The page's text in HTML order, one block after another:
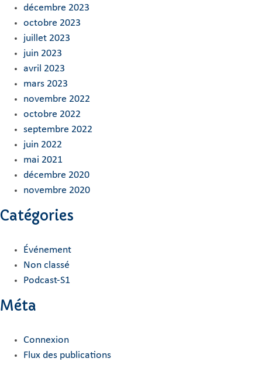
décembre 2023
octobre 2023
juillet 2023
juin 2023
avril 2023
mars 2023
novembre 2022
octobre 2022
septembre 2022
juin 2022
mai 2021
décembre 2020
novembre 2020
Catégories
Événement
Non classé
Podcast-S1
Méta
Connexion
Flux des publications